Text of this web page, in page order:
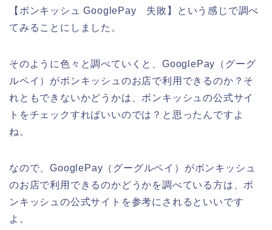
【ボンキッシュ GooglePay 失敗】という感じで調べ
てみることにしました。
そのように色々と調べていくと、GooglePay（グーグ
ルペイ）がボンキッシュのお店で利用できるのか？そ
れともできないかどうかは、ボンキッシュの公式サイ
トをチェックすればいいのでは？と思ったんですよ
ね。
なので、GooglePay（グーグルペイ）がボンキッシュ
のお店で利用できるのかどうかを調べている方は、ボ
ンキッシュの公式サイトを参考にされるといいです
よ。